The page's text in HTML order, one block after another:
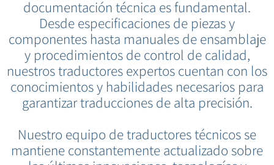
documentación técnica es fundamental.
Desde especificaciones de piezas y
componentes hasta manuales de ensamblaje
y procedimientos de control de calidad,
nuestros traductores expertos cuentan con los
conocimientos y habilidades necesarios para
garantizar traducciones de alta precisión.
Nuestro equipo de traductores técnicos se
mantiene constantemente actualizado sobre